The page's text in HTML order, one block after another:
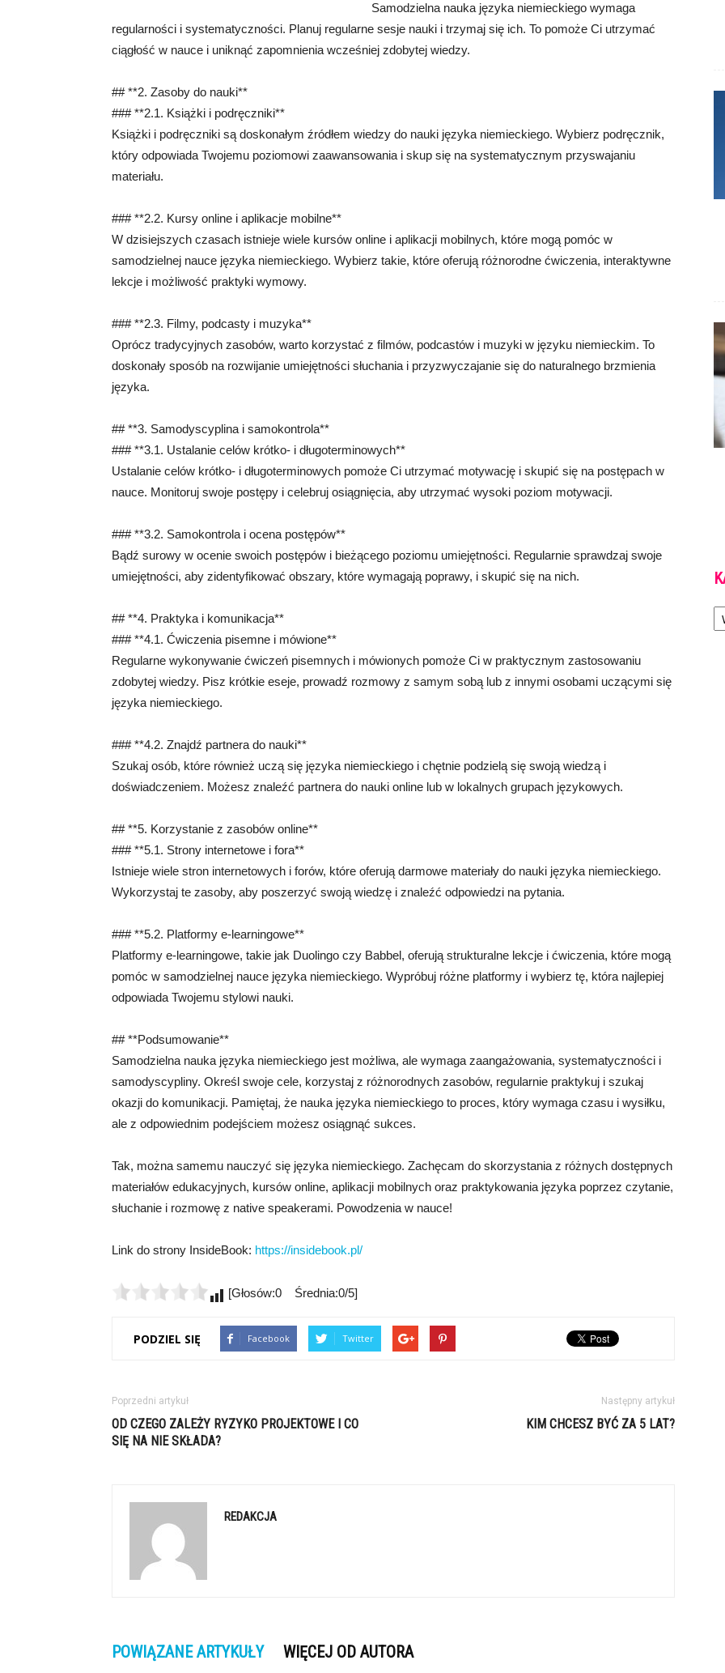
Samodzielna nauka języka niemieckiego wymaga
regularności i systematyczności. Planuj regularne sesje nauki i trzymaj się ich. To pomoże Ci utrzymać
ciągłość w nauce i uniknąć zapomnienia wcześniej zdobytej wiedzy.
## **2. Zasoby do nauki**
### **2.1. Książki i podręczniki**
Książki i podręczniki są doskonałym źródłem wiedzy do nauki języka niemieckiego. Wybierz podręcznik,
który odpowiada Twojemu poziomowi zaawansowania i skup się na systematycznym przyswajaniu
materiału.
### **2.2. Kursy online i aplikacje mobilne**
W dzisiejszych czasach istnieje wiele kursów online i aplikacji mobilnych, które mogą pomóc w
samodzielnej nauce języka niemieckiego. Wybierz takie, które oferują różnorodne ćwiczenia, interaktywne
lekcje i możliwość praktyki wymowy.
### **2.3. Filmy, podcasty i muzyka**
Oprócz tradycyjnych zasobów, warto korzystać z filmów, podcastów i muzyki w języku niemieckim. To
doskonały sposób na rozwijanie umiejętności słuchania i przyzwyczajanie się do naturalnego brzmienia
języka.
## **3. Samodyscyplina i samokontrola**
### **3.1. Ustalanie celów krótko- i długoterminowych**
Ustalanie celów krótko- i długoterminowych pomoże Ci utrzymać motywację i skupić się na postępach w
nauce. Monitoruj swoje postępy i celebruj osiągnięcia, aby utrzymać wysoki poziom motywacji.
### **3.2. Samokontrola i ocena postępów**
Bądź surowy w ocenie swoich postępów i bieżącego poziomu umiejętności. Regularnie sprawdzaj swoje
umiejętności, aby zidentyfikować obszary, które wymagają poprawy, i skupić się na nich.
## **4. Praktyka i komunikacja**
### **4.1. Ćwiczenia pisemne i mówione**
Regularne wykonywanie ćwiczeń pisemnych i mówionych pomoże Ci w praktycznym zastosowaniu
zdobytej wiedzy. Pisz krótkie eseje, prowadź rozmowy z samym sobą lub z innymi osobami uczącymi się
języka niemieckiego.
### **4.2. Znajdź partnera do nauki**
Szukaj osób, które również uczą się języka niemieckiego i chętnie podzielą się swoją wiedzą i
doświadczeniem. Możesz znaleźć partnera do nauki online lub w lokalnych grupach językowych.
## **5. Korzystanie z zasobów online**
### **5.1. Strony internetowe i fora**
Istnieje wiele stron internetowych i forów, które oferują darmowe materiały do nauki języka niemieckiego.
Wykorzystaj te zasoby, aby poszerzyć swoją wiedzę i znaleźć odpowiedzi na pytania.
### **5.2. Platformy e-learningowe**
Platformy e-learningowe, takie jak Duolingo czy Babbel, oferują strukturalne lekcje i ćwiczenia, które mogą
pomóc w samodzielnej nauce języka niemieckiego. Wypróbuj różne platformy i wybierz tę, która najlepiej
odpowiada Twojemu stylowi nauki.
## **Podsumowanie**
Samodzielna nauka języka niemieckiego jest możliwa, ale wymaga zaangażowania, systematyczności i
samodyscypliny. Określ swoje cele, korzystaj z różnorodnych zasobów, regularnie praktykuj i szukaj
okazji do komunikacji. Pamiętaj, że nauka języka niemieckiego to proces, który wymaga czasu i wysiłku,
ale z odpowiednim podejściem możesz osiągnąć sukces.
Tak, można samemu nauczyć się języka niemieckiego. Zachęcam do skorzystania z różnych dostępnych
materiałów edukacyjnych, kursów online, aplikacji mobilnych oraz praktykowania języka poprzez czytanie,
słuchanie i rozmowę z native speakerami. Powodzenia w nauce!
Link do strony InsideBook: https://insidebook.pl/
[Głosów:0 Średnia:0/5]
PODZIEL SIĘ Facebook Twitter
Poprzedni artykuł
OD CZEGO ZALEŻY RYZYKO PROJEKTOWE I CO
SIĘ NA NIE SKŁADA?
Następny artykuł
KIM CHCESZ BYĆ ZA 5 LAT?
REDAKCJA
POWIĄZANE ARTYKUŁY WIĘCEJ OD AUTORA